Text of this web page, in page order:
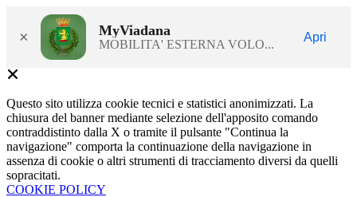
× MyViadana
MOBILITA' ESTERNA VOLO...
Apri
Questo sito utilizza cookie tecnici e statistici anonimizzati. La
chiusura del banner mediante selezione dell'apposito comando
contraddistinto dalla X o tramite il pulsante "Continua la
navigazione" comporta la continuazione della navigazione in
assenza di cookie o altri strumenti di tracciamento diversi da quelli
sopracitati.
COOKIE POLICY